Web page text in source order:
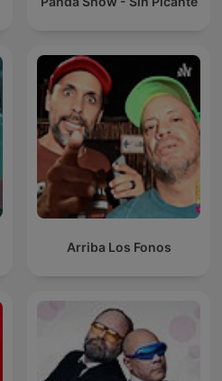
Arriba Los Fonos